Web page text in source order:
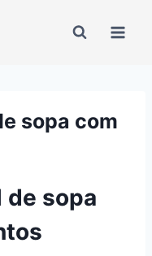
sopa com
de sopa